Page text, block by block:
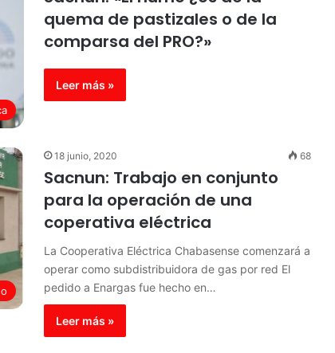
quema de pastizales o de la
comparsa del PRO?»
Leer más »
18 junio, 2020 68
Sacnun: Trabajo en conjunto
para la operación de una
coperativa eléctrica
La Cooperativa Eléctrica Chabasense comenzará a
operar como subdistribuidora de gas por red El
pedido a Enargas fue hecho en…
Leer más »